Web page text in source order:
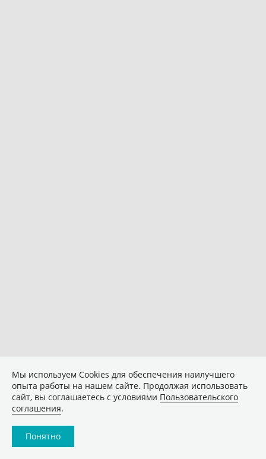
Мы используем Сookies для обеспечения наилучшего
опыта работы на нашем сайте. Продолжая использовать
сайт, вы соглашаетесь с условиями Пользовательского
соглашения.
Понятно